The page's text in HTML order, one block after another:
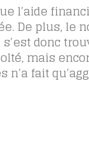
l’aide
De plus, le
donc
mais
fait